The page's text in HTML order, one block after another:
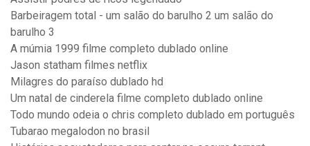
Barbeiragem total - um salão do barulho 2 um salão do
barulho 3
A múmia 1999 filme completo dublado online
Jason statham filmes netflix
Milagres do paraíso dublado hd
Um natal de cinderela filme completo dublado online
Todo mundo odeia o chris completo dublado em português
Tubarao megalodon no brasil